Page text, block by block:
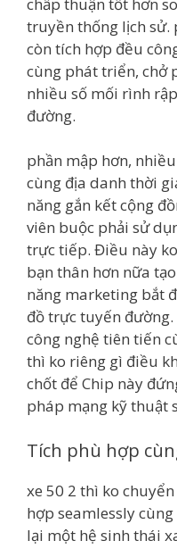
truyền thống lịch sử.
còn tích hợp đều
cùng phát triển, chở
nhiều số mối rình
đường.
phần mập hơn,
cùng địa danh thời
năng gắn kết cộng
viên buộc phải sử
trực tiếp. Điều này
bạn thân hơn nữa
năng marketing bắt
đồ trực tuyến
công nghệ tiên tiến
thì ko riêng gì điều
chốt để Chip này
pháp mạng kỹ thuật
Tích phù hợp
xe 50 2 thì ko
hợp seamlessly
lại một hệ sinh thái